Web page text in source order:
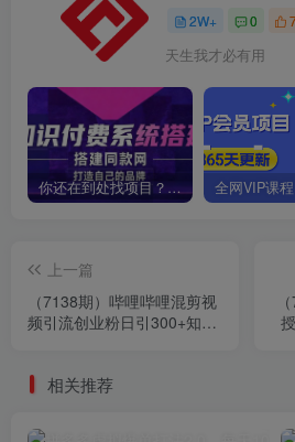
2W+ 0
天生我才必有用
你还在到处找项目？还在当韭菜？我靠卖项目一个月收入5万+，曾经我也是个失败者。
上一篇
（7138期）哔哩哔哩混剪视
频引流创业粉日引300+知识
相关推荐